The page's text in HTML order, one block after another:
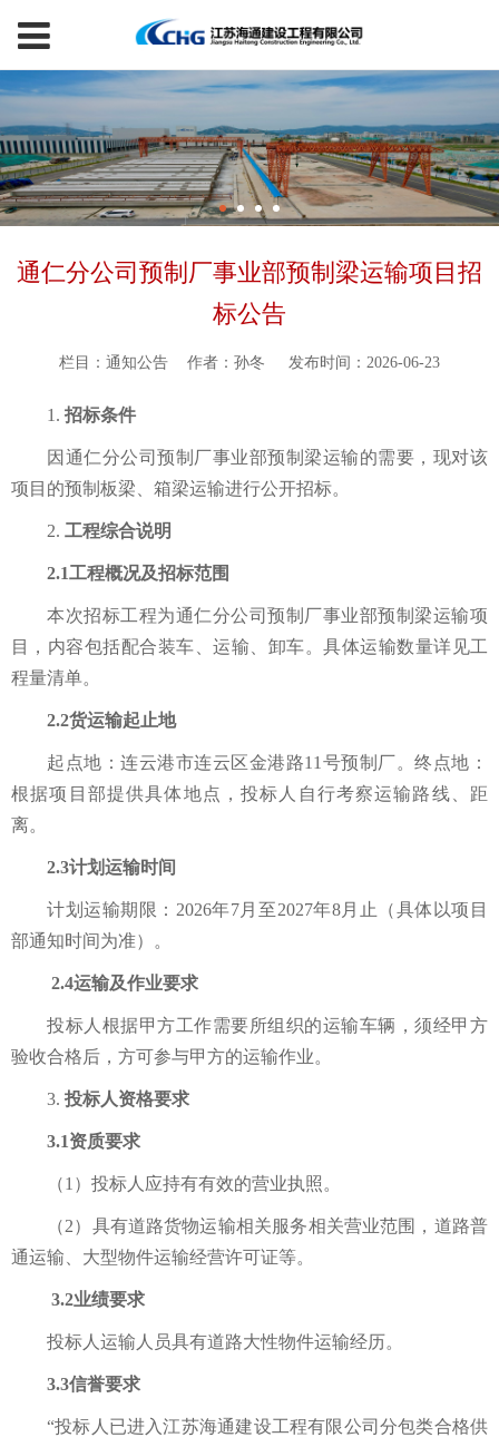
通仁分公司预制厂事业部预制梁运输项目招
标公告
栏目：通知公告 作者：孙冬 发布时间：2026-06-23
1. 招标条件
因通仁分公司预制厂事业部预制梁运输的需要，现对该
项目的预制板梁、箱梁运输进行公开招标。
2. 工程综合说明
2.1工程概况及招标范围
本次招标工程为通仁分公司预制厂事业部预制梁运输项
目，内容包括配合装车、运输、卸车。具体运输数量详见工
程量清单。
2.2货运输起止地
起点地：连云港市连云区金港路11号预制厂。终点地：
根据项目部提供具体地点，投标人自行考察运输路线、距
离。
2.3计划运输时间
计划运输期限：2026年7月至2027年8月止（具体以项目
部通知时间为准）。
2.4运输及作业要求
投标人根据甲方工作需要所组织的运输车辆，须经甲方
验收合格后，方可参与甲方的运输作业。
3. 投标人资格要求
3.1资质要求
（1）投标人应持有有效的营业执照。
（2）具有道路货物运输相关服务相关营业范围，道路普
通运输、大型物件运输经营许可证等。
3.2业绩要求
投标人运输人员具有道路大性物件运输经历。
3.3信誉要求
“投标人已进入江苏海通建设工程有限公司分包类合格供